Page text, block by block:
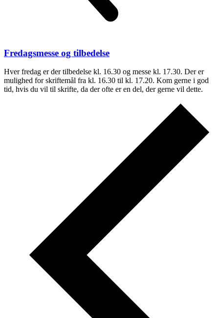
Fredagsmesse og tilbedelse
Hver fredag er der tilbedelse kl. 16.30 og messe kl. 17.30. Der er
mulighed for skriftemål fra kl. 16.30 til kl. 17.20. Kom gerne i god
tid, hvis du vil til skrifte, da der ofte er en del, der gerne vil dette.